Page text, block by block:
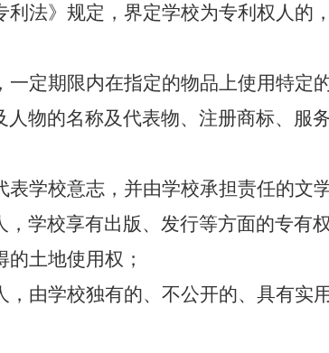
利法》规定，界定学校为专利权人
一定期限内在指定的物品上使用特
物的名称及代表物、注册商标、服
表学校意志，并由学校承担责任的
学校享有出版、发行等方面的专有权
的土地使用权；
，由学校独有的、不公开的、具有